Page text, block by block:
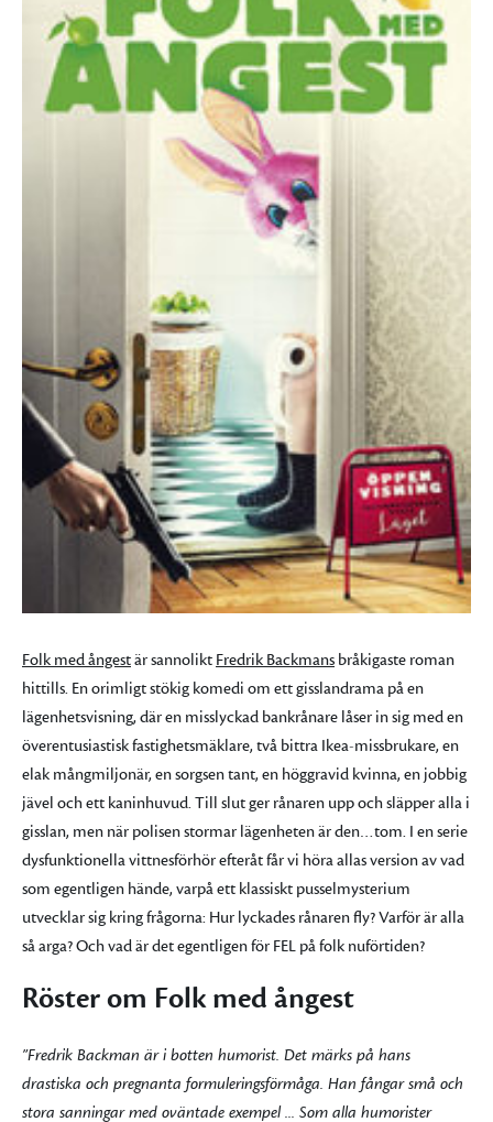
Folk med ångestär sannolikt Fredrik Backmans bråkigaste roman
hittills. En orimligt stökig komedi om ett gisslandrama på en
lägenhetsvisning, där en misslyckad bankrånare låser in sig med en
överentusiastisk fastighetsmäklare, två bittra Ikea-missbrukare, en
elak mångmiljonär, en sorgsen tant, en höggravid kvinna, en jobbig
jävel och ett kaninhuvud. Till slut ger rånaren upp och släpper alla i
gisslan, men när polisen stormar lägenheten är den…tom. I en serie
dysfunktionella vittnesförhör efteråt får vi höra allas version av vad
som egentligen hände, varpå ett klassiskt pusselmysterium
utvecklar sig kring frågorna: Hur lyckades rånaren fly? Varför är alla
så arga? Och vad är det egentligen för FEL på folk nuförtiden?
Röster om Folk med ångest
”Fredrik Backman är i botten humorist. Det märks på hans
drastiska och pregnanta formuleringsförmåga. Han fångar små och
stora sanningar med oväntade exempel ... Som alla humorister